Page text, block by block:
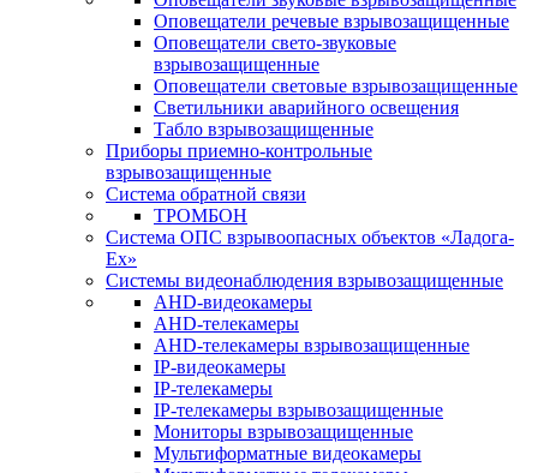
Оповещатели речевые взрывозащищенные
Оповещатели свето-звуковые
взрывозащищенные
Оповещатели световые взрывозащищенные
Светильники аварийного освещения
Табло взрывозащищенные
Приборы приемно-контрольные
взрывозащищенные
Система обратной связи
ТРОМБОН
Система ОПС взрывоопасных объектов «Ладога-
Ex»
Системы видеонаблюдения взрывозащищенные
AHD-видеокамеры
AHD-телекамеры
AHD-телекамеры взрывозащищенные
IP-видеокамеры
IP-телекамеры
IP-телекамеры взрывозащищенные
Мониторы взрывозащищенные
Мультиформатные видеокамеры